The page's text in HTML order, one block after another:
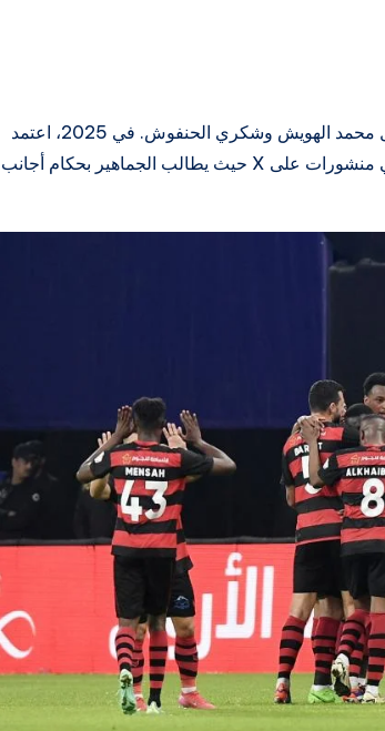
“التحكيم الدولي” يشمل الحكام السعوديين المعتمدين من الفيفا، مثل محمد الهويش وشكري الحنفوش. في 2025، اعتمد
الفيفا 8 حكام سعوديين. ومع ذلك، توجد شكاوى من الأخطاء، كما في منشورات على X حيث يطالب الجماهير بحكام أجانب